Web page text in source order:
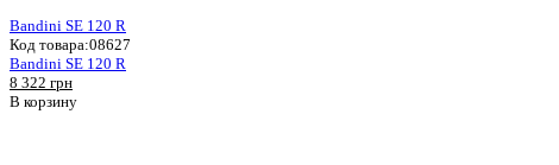
Bandini SE 120 R
Код товара:08627
Bandini SE 120 R
8 322 грн
В корзину